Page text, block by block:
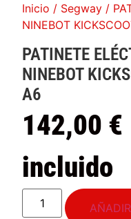
Inicio / Segway /
NINEBOT
PATINETE
NINEBOT
A6
142,00 €
incluido